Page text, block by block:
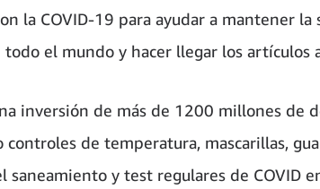
la COVID-19 para ayudar a mantener la
el mundo y hacer llegar los artículos
inversión de más de 1200 millones de
controles de temperatura, mascarillas,
saneamiento y test regulares de COVID